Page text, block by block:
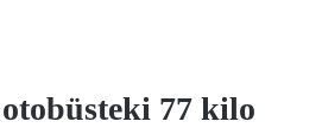
77 kilo